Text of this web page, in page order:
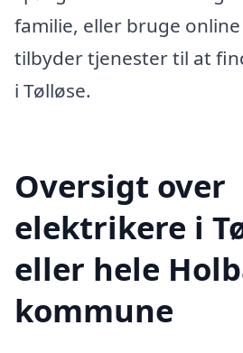
familie, eller bruge
tilbyder tjenester til at
i Tølløse.
Oversigt over
elektrikere i
eller hele
kommune